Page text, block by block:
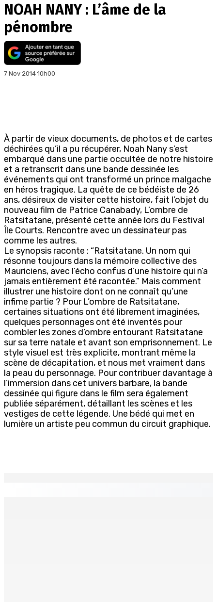
NOAH NANY : L’âme de la
pénombre
7 Nov 2014 10h00
À partir de vieux documents, de photos et de cartes
déchirées qu’il a pu récupérer, Noah Nany s’est
embarqué dans une partie occultée de notre histoire
et a retranscrit dans une bande dessinée les
événements qui ont transformé un prince malgache
en héros tragique. La quête de ce bédéiste de 26
ans, désireux de visiter cette histoire, fait l’objet du
nouveau film de Patrice Canabady, L’ombre de
Ratsitatane, présenté cette année lors du Festival
Île Courts. Rencontre avec un dessinateur pas
comme les autres.
Le synopsis raconte : “Ratsitatane. Un nom qui
résonne toujours dans la mémoire collective des
Mauriciens, avec l’écho confus d’une histoire qui n’a
jamais entièrement été racontée.” Mais comment
illustrer une histoire dont on ne connaît qu’une
infime partie ? Pour L’ombre de Ratsitatane,
certaines situations ont été librement imaginées,
quelques personnages ont été inventés pour
combler les zones d’ombre entourant Ratsitatane
sur sa terre natale et avant son emprisonnement. Le
style visuel est très explicite, montrant même la
scène de décapitation, et nous met vraiment dans
la peau du personnage. Pour contribuer davantage à
l’immersion dans cet univers barbare, la bande
dessinée qui figure dans le film sera également
publiée séparément, détaillant les scènes et les
vestiges de cette légende. Une bédé qui met en
lumière un artiste peu commun du circuit graphique.